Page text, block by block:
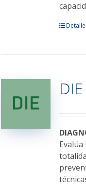
Este
Las
elegir
en
la
página
de